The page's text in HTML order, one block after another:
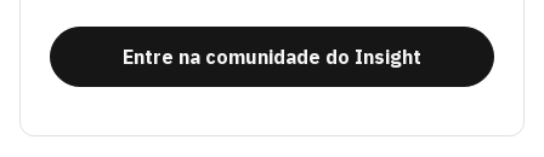
Entre na comunidade do Insight